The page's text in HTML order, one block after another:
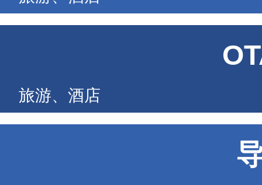
旅游、酒店